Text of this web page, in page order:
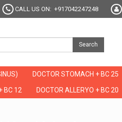
CALL US ON: +917042247248
Search
DOCTOR STOMACH + BC 25
BC 12 DOCTOR ALLERYO + BC 20